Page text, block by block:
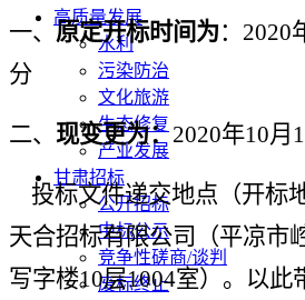
高质量发展
水利
污染防治
文化旅游
生态修复
产业发展
甘肃招标
公开招标
中标公示
竞争性磋商/谈判
废标终止
一、原定开标时间为： 2020
分
二、 现变更为：2020年10月 1
投标文件递交地点（开标
天合招标有限公司（平凉市
写字楼10层1004室）。以此